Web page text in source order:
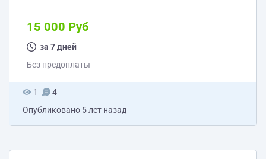
информацию, которую УК пришлет по результатом
отчета. Пример технического паспорта тут
https://drive.google.com/drive/folders/
информации по каждому дому можно посмотреть
15 000 Руб
за 7 дней
Без предоплаты
1
4
Опубликовано 5 лет назад